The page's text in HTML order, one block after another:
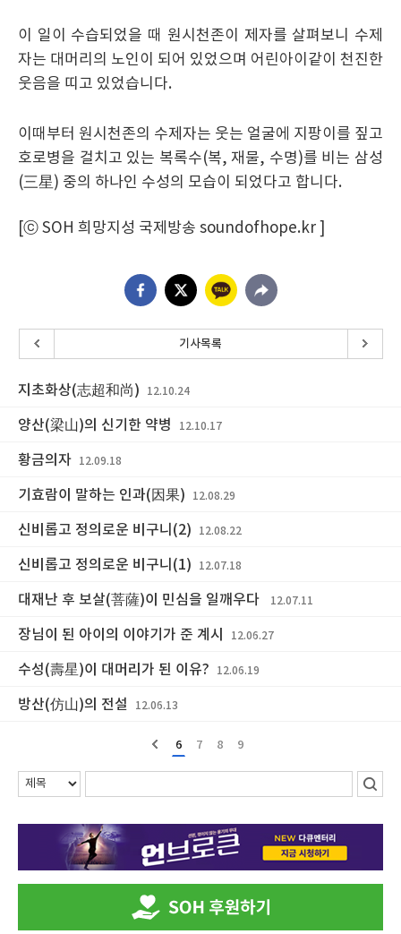
이 일이 수습되었을 때 원시천존이 제자를 살펴보니 수제
자는 대머리의 노인이 되어 있었으며 어린아이같이 천진한
웃음을 띠고 있었습니다.
이때부터 원시천존의 수제자는 웃는 얼굴에 지팡이를 짚고
호로병을 걸치고 있는 복록수(복, 재물, 수명)를 비는 삼성
(三星) 중의 하나인 수성의 모습이 되었다고 합니다.
[ⓒ SOH 희망지성 국제방송 soundofhope.kr ]
기사목록
지초화상(志超和尚) 12.10.24
양산(梁山)의 신기한 약병 12.10.17
황금의자 12.09.18
기효람이 말하는 인과(因果) 12.08.29
신비롭고 정의로운 비구니(2) 12.08.22
신비롭고 정의로운 비구니(1) 12.07.18
대재난 후 보살(菩薩)이 민심을 일깨우다 12.07.11
장님이 된 아이의 이야기가 준 계시 12.06.27
수성(壽星)이 대머리가 된 이유? 12.06.19
방산(仿山)의 전설 12.06.13
6 7 8 9